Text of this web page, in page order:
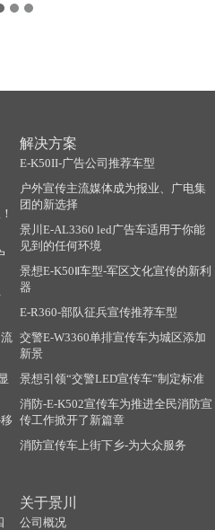
解决方案
E-K50II-广告公司推荐车型
户外宣传主流媒体成为报业、广电集
团的新选择
景川E-AL3360 led广告车适用于你能
见到的任何环境
景想E-K50Ⅱ车型-军区文化宣传的新利
器
E-R360-部队征兵宣传推荐车型
交警E-W3360单排宣传车为城区添加
新景
景想引领“交警LED宣传车”制定标准
消防-E-K502宣传车为推进全民消防宣
传工作掀开了新篇章
消防宣传车上街下乡-为大众服务
关于景川
公司概况